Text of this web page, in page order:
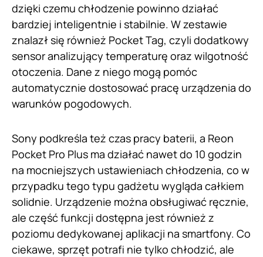
dzięki czemu chłodzenie powinno działać
bardziej inteligentnie i stabilnie. W zestawie
znalazł się również Pocket Tag, czyli dodatkowy
sensor analizujący temperaturę oraz wilgotność
otoczenia. Dane z niego mogą pomóc
automatycznie dostosować pracę urządzenia do
warunków pogodowych.
Sony podkreśla też czas pracy baterii, a Reon
Pocket Pro Plus ma działać nawet do 10 godzin
na mocniejszych ustawieniach chłodzenia, co w
przypadku tego typu gadżetu wygląda całkiem
solidnie. Urządzenie można obsługiwać ręcznie,
ale część funkcji dostępna jest również z
poziomu dedykowanej aplikacji na smartfony. Co
ciekawe, sprzęt potrafi nie tylko chłodzić, ale